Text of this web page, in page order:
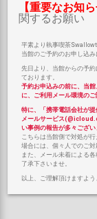
【重要なお知ら
関するお願い
平素より執事喫茶
当館のご予約のお申し込
先日より、当館からの予
ております。
予約お申込みの前に、当
に、ご利用メール環境のご
特に、 「携帯電話会社が
メールサービス
い事例の報告が多々ござい
こちらは当館側で対処が
場合には、個々人でのご対
また、メール未着による
了承下さいませ。
以上、ご理解頂けますよう